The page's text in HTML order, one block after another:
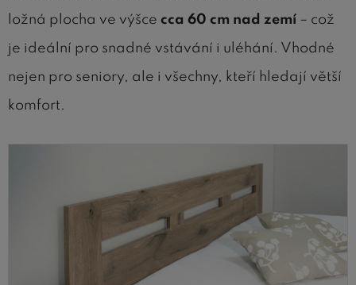
ložná plocha ve výšce cca 60 cm nad zemí – což
je ideální pro snadné vstávání i uléhání. Vhodné
nejen pro seniory, ale i všechny, kteří hledají větší
komfort.